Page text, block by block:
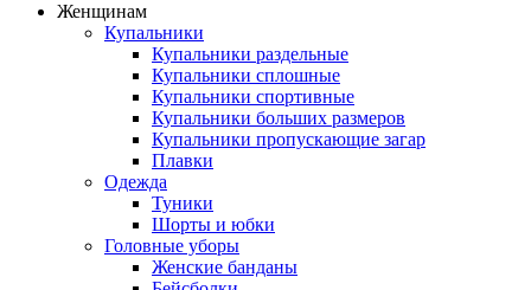
Женщинам
Купальники
Купальники раздельные
Купальники сплошные
Купальники спортивные
Купальники больших размеров
Купальники пропускающие загар
Плавки
Одежда
Туники
Шорты и юбки
Головные уборы
Женские банданы